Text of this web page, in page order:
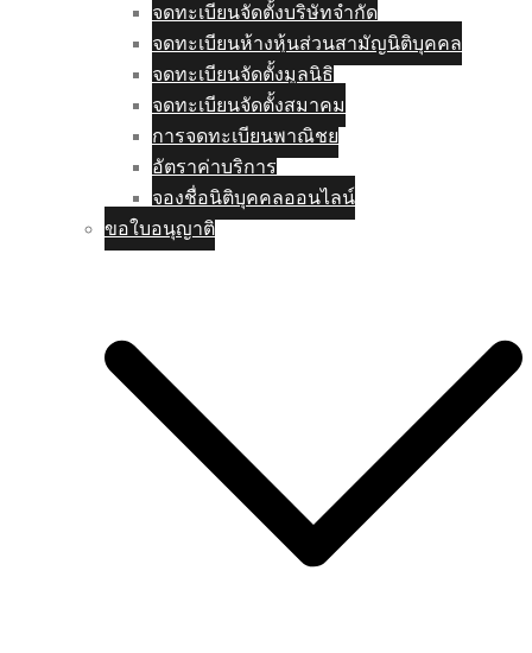
จดทะเบียนจัดตั้งบริษัทจำกัด
จดทะเบียนห้างหุ้นส่วนสามัญนิติบุคคล
จดทะเบียนจัดตั้งมูลนิธิ
จดทะเบียนจัดตั้งสมาคม
การจดทะเบียนพาณิชย
อัตราค่าบริการ
จองชื่อนิติบุคคลออนไลน์
ขอใบอนุญาติ